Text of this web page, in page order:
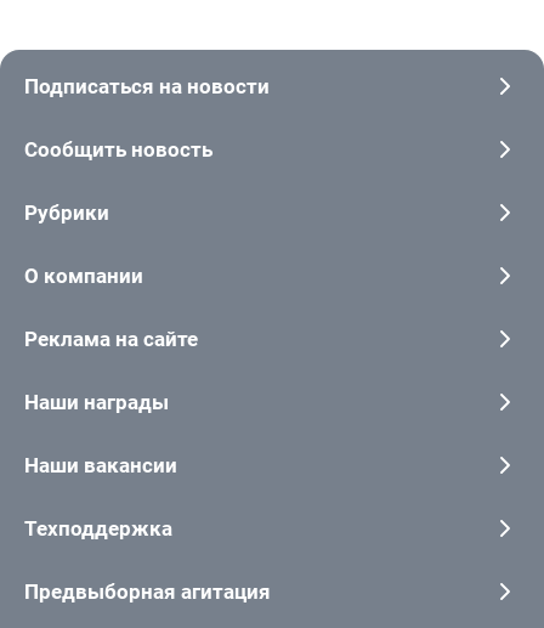
Подписаться на новости
Сообщить новость
Рубрики
О компании
Реклама на сайте
Наши награды
Наши вакансии
Техподдержка
Предвыборная агитация